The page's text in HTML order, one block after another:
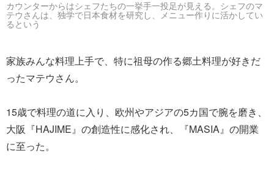
カウンターからはシェフたちの一挙手一投足が見える。シェフのマ
テウさんは、独学で日本食材を研究し、メニュー作りに活かしてい
るという
家族みんな料理上手で、特に祖母の作る郷土料理が好きだ
ったマテウさん。
15歳で料理の道に入り、欧州やアジアの5カ国で腕を磨き、
大阪『HAJIME』の創造性に感化され、『MASIA』の開業
に至った。